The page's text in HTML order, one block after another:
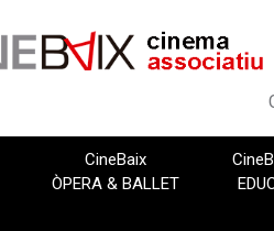
CineBaix
ÒPERA & BALLET